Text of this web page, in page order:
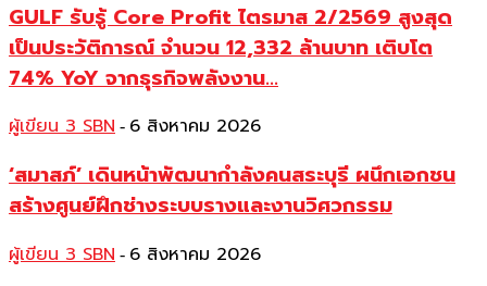
GULF รับรู้ Core Profit ไตรมาส 2/2569 สูงสุด
เป็นประวัติการณ์ จำนวน 12,332 ล้านบาท เติบโต
74% YoY จากธุรกิจพลังงาน...
ผู้เขียน 3 SBN - 6 สิงหาคม 2026
‘สมาสภ์’ เดินหน้าพัฒนากำลังคนสระบุรี ผนึกเอกชน
สร้างศูนย์ฝึกช่างระบบรางและงานวิศวกรรม
ผู้เขียน 3 SBN - 6 สิงหาคม 2026